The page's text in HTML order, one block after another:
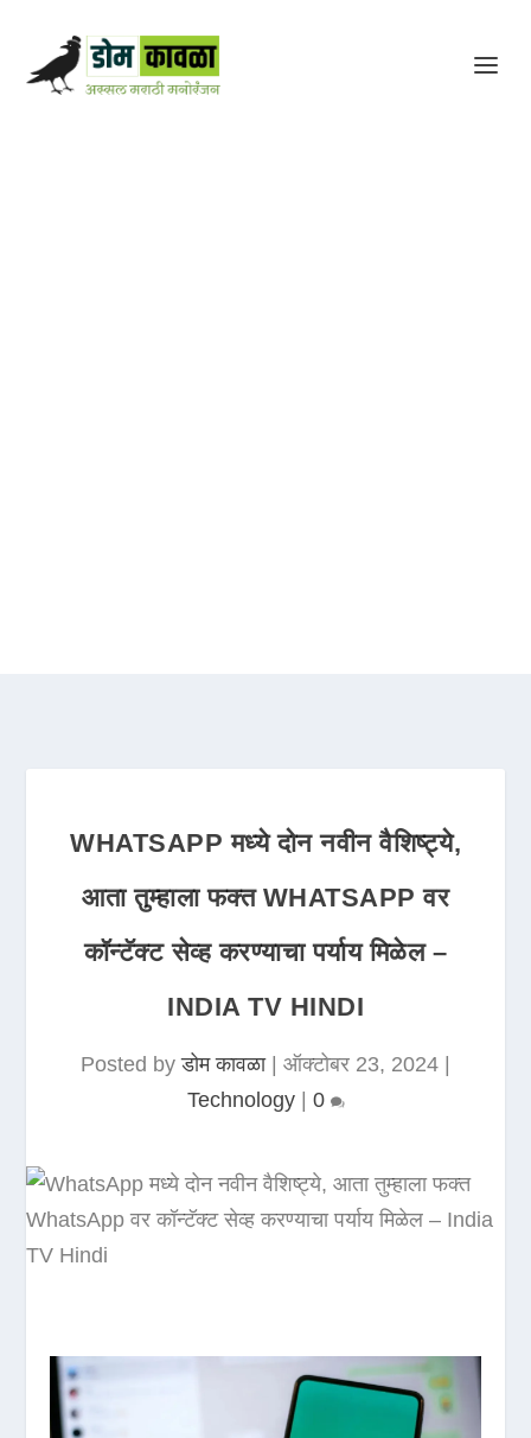
WHATSAPP मध्ये दोन नवीन वैशिष्ट्ये,
आता तुम्हाला फक्त WHATSAPP वर
कॉन्टॅक्ट सेव्ह करण्याचा पर्याय मिळेल –
INDIA TV HINDI
Posted byडोम कावळा| ऑक्टोबर 23, 2024
Technology| 0